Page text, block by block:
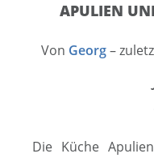
APULIEN
Von Georg–
Die Küche